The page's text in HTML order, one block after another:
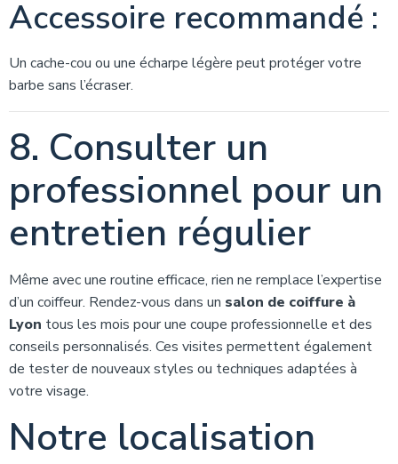
Accessoire recommandé :
Un cache-cou ou une écharpe légère peut protéger votre
barbe sans l’écraser.
8. Consulter un
professionnel pour un
entretien régulier
Même avec une routine efficace, rien ne remplace l’expertise
d’un coiffeur. Rendez-vous dans un salon de coiffure à
Lyon tous les mois pour une coupe professionnelle et des
conseils personnalisés. Ces visites permettent également
de tester de nouveaux styles ou techniques adaptées à
votre visage.
Notre localisation